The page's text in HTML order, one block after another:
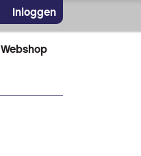
Inloggen
Webshop